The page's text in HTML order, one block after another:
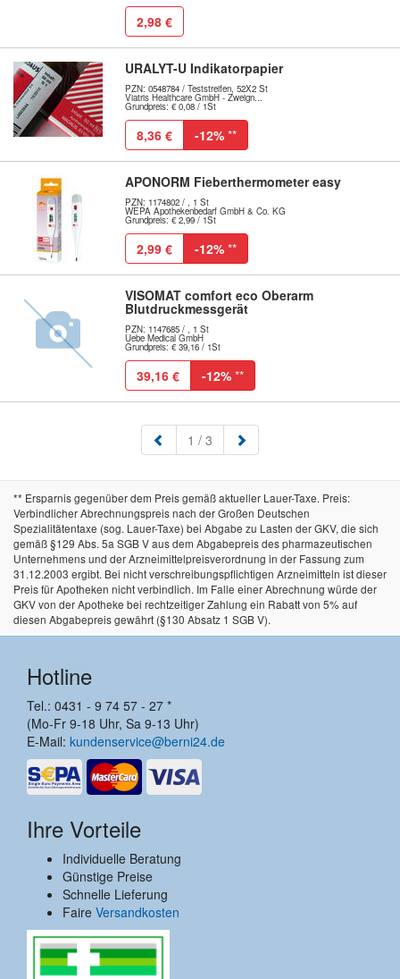
2,98 €
URALYT-U Indikatorpapier
PZN: 0548784 / Teststreifen, 52X2 St
Viatris Healthcare GmbH - Zweign...
Grundpreis: € 0,08 / 1St
8,36 € -12% **
APONORM Fieberthermometer easy
PZN: 1174802 / , 1 St
WEPA Apothekenbedarf GmbH & Co. KG
Grundpreis: € 2,99 / 1St
2,99 € -12% **
VISOMAT comfort eco Oberarm
Blutdruckmessgerät
PZN: 1147685 / , 1 St
Uebe Medical GmbH
Grundpreis: € 39,16 / 1St
39,16 € -12% **
1 (aktuell)
/ 3
** Ersparnis gegenüber dem Preis gemäß aktueller Lauer-Taxe. Preis:
Verbindlicher Abrechnungspreis nach der Großen Deutschen
Spezialitätentaxe (sog. Lauer-Taxe) bei Abgabe zu Lasten der GKV, die sich
gemäß §129 Abs. 5a SGB V aus dem Abgabepreis des pharmazeutischen
Unternehmens und der Arzneimittelpreisverordnung in der Fassung zum
31.12.2003 ergibt. Bei nicht verschreibungspflichtigen Arzneimitteln ist dieser
Preis für Apotheken nicht verbindlich. Im Falle einer Abrechnung würde der
GKV von der Apotheke bei rechtzeitiger Zahlung ein Rabatt von 5% auf
diesen Abgabepreis gewährt (§130 Absatz 1 SGB V).
Hotline
Tel.: 0431 - 9 74 57 - 27 *
(Mo-Fr 9-18 Uhr, Sa 9-13 Uhr)
E-Mail: kundenservice@berni24.de
Ihre Vorteile
Individuelle Beratung
Günstige Preise
Schnelle Lieferung
Faire Versandkosten